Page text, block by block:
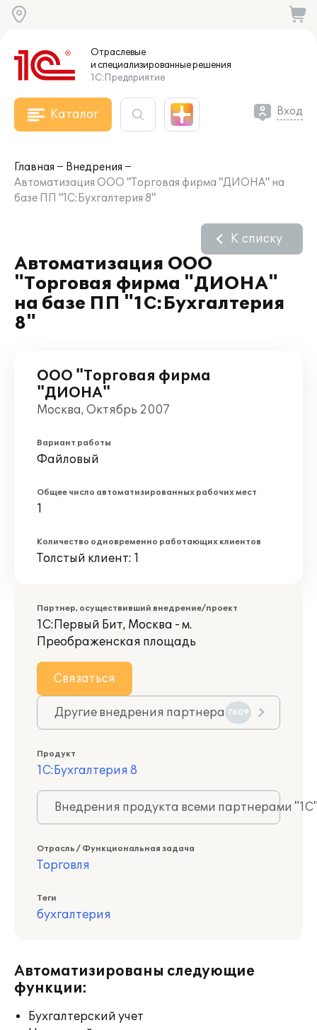
Отраслевые
и специализированныерешения
1С:Предприятие
Каталог Вход
Главная
Внедрения
Автоматизация ООО "Торговая фирма "ДИОНА" на
базе ПП "1С:Бухгалтерия 8"
Автоматизация ООО
"Торговая фирма "ДИОНА"
на базе ПП "1С:Бухгалтерия
8"
К списку
ООО "Торговая фирма
"ДИОНА"
Москва, Октябрь 2007
Вариант работы
Файловый
Общее число автоматизированных рабочих мест
1
Количество одновременно работающих клиентов
Толстый клиент: 1
Партнер, осуществивший внедрение/проект
1С:Первый Бит, Москва - м.
Преображенская площадь
Связаться
Другие внедрения партнера 7609
Продукт
1С:Бухгалтерия 8
Внедрения продукта всеми партнерами
Отрасль / Функциональная задача
Торговля
Теги
бухгалтерия
Автоматизированы следующие
функции:
Бухгалтерский учет